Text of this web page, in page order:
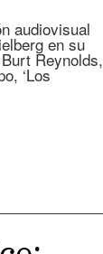
audiovisual
en su
Reynolds,
‘Los